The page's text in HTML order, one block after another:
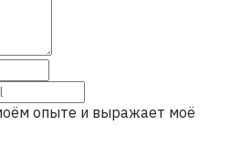
опыте и выражает моё